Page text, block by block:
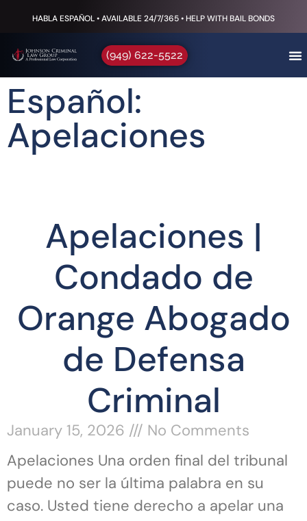
HABLA ESPAÑOL • AVAILABLE 24/7/365 • HELP WITH BAIL BONDS
(949) 622-5522
Español:
Apelaciones
Apelaciones |
Condado de
Orange Abogado
de Defensa
Criminal
January 15, 2026
No Comments
Apelaciones Una orden final del tribunal
puede no ser la última palabra en su
caso. Usted tiene derecho a apelar una